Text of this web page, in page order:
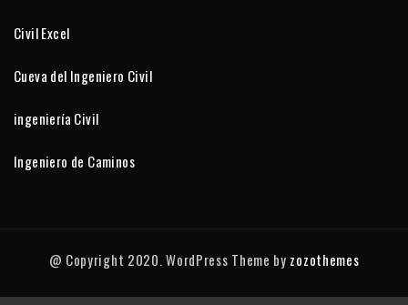
Civil Excel
Cueva del Ingeniero Civil
ingeniería Civil
Ingeniero de Caminos
@ Copyright 2020. WordPress Theme by zozothemes